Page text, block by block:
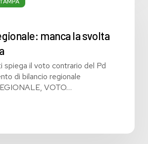
manca la svolta
spiega il voto contrario del Pd
di bilancio regionale
VOTO…